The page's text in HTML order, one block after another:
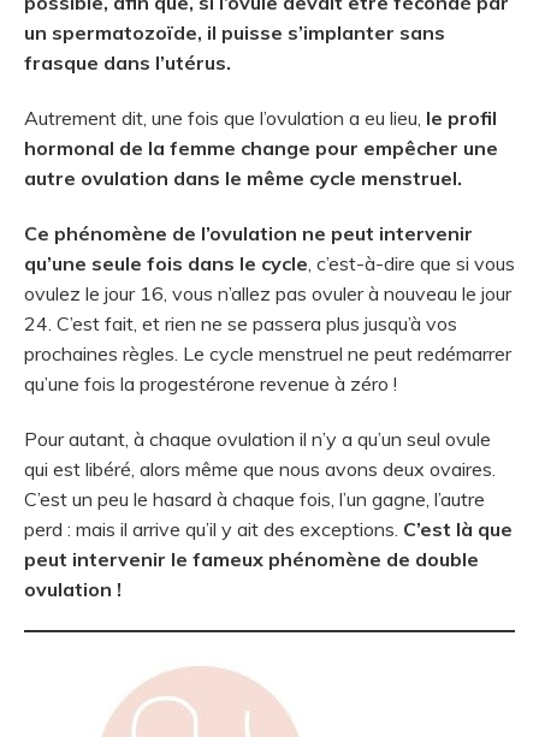
un spermatozoïde, il puisse s’implanter sans
frasque dans l’utérus.
Autrement dit, une fois que l’ovulation a eu lieu, le profil
hormonal de la femme change pour empêcher une
autre ovulation dans le même cycle menstruel.
Ce phénomène de l’ovulation ne peut intervenir
qu’une seule fois dans le cycle , c’est-à-dire que si vous
ovulez le jour 16, vous n’allez pas ovuler à nouveau le jour
24. C’est fait, et rien ne se passera plus jusqu’à vos
prochaines règles. Le cycle menstruel ne peut redémarrer
qu’une fois la progestérone revenue à zéro !
Pour autant, à chaque ovulation il n’y a qu’un seul ovule
qui est libéré, alors même que nous avons deux ovaires.
C’est un peu le hasard à chaque fois, l’un gagne, l’autre
perd : mais il arrive qu’il y ait des exceptions. C’est là que
peut intervenir le fameux phénomène de double
ovulation !